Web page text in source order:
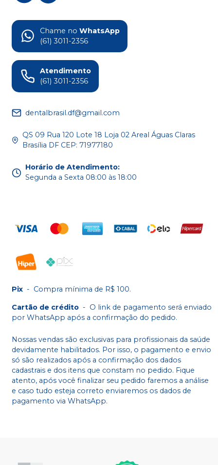
Chame no WhatsApp
(61) 3011-2356
Atendimento
(61) 3011-2356
dentalbrasil.df@gmail.com
QS 09 Rua 120 Lote 18 Loja 02 Areal Águas Claras
Brasília DF CEP: 71977180
Horário de Atendimento:
Segunda a Sexta 08:00 às 18:00
Pix - Compra mínima de R$ 100.
Cartão de crédito - O link de pagamento será enviado
por WhatsApp após a confirmação do pedido.
Nossas vendas são exclusivas para profissionais da saúde
devidamente habilitados. Por isso, o pagamento e envio
só são realizados após a confirmação dos dados
cadastrais e dos itens que constam no pedido. Fique
atento, após você finalizar seu pedido faremos a análise
e caso tudo esteja correto enviaremos os dados de
pagamento via WhatsApp.